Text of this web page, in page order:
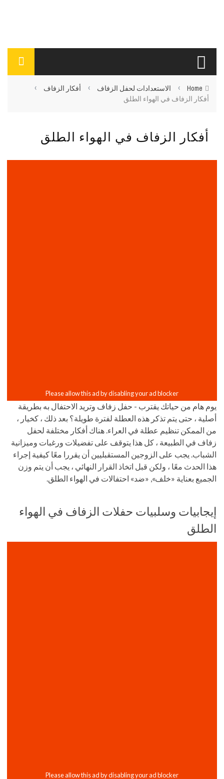
Home
› الاستعدادات لحفل الزفاف › أفكار الزفاف ›
أفكار الزفاف في الهواء الطلق
أفكار الزفاف في الهواء الطلق
يوم هام من حياتك يقترب - حفل زفاف وتريد الاحتفال به بطريقة
أصلية ، حتى يتم تذكر هذه العطلة لفترة طويلة؟ بعد ذلك ، كخيار ،
من الممكن تنظيم عطلة في العراء. هناك أفكار مختلفة لحفل
زفاف في الطبيعة ، كل هذا يتوقف على تفضيلات ورغبات وميزانية
الشباب. يجب على الزوجين المستقبليين أن يقررا معًا كيفية إجراء
هذا الحدث معًا ، ولكن قبل اتخاذ القرار النهائي ، يجب أن يتم وزن
الجميع بعناية «خلف», «ضد» احتفالات في الهواء الطلق.
إيجابيات وسلبيات حفلات الزفاف في الهواء
الطلق